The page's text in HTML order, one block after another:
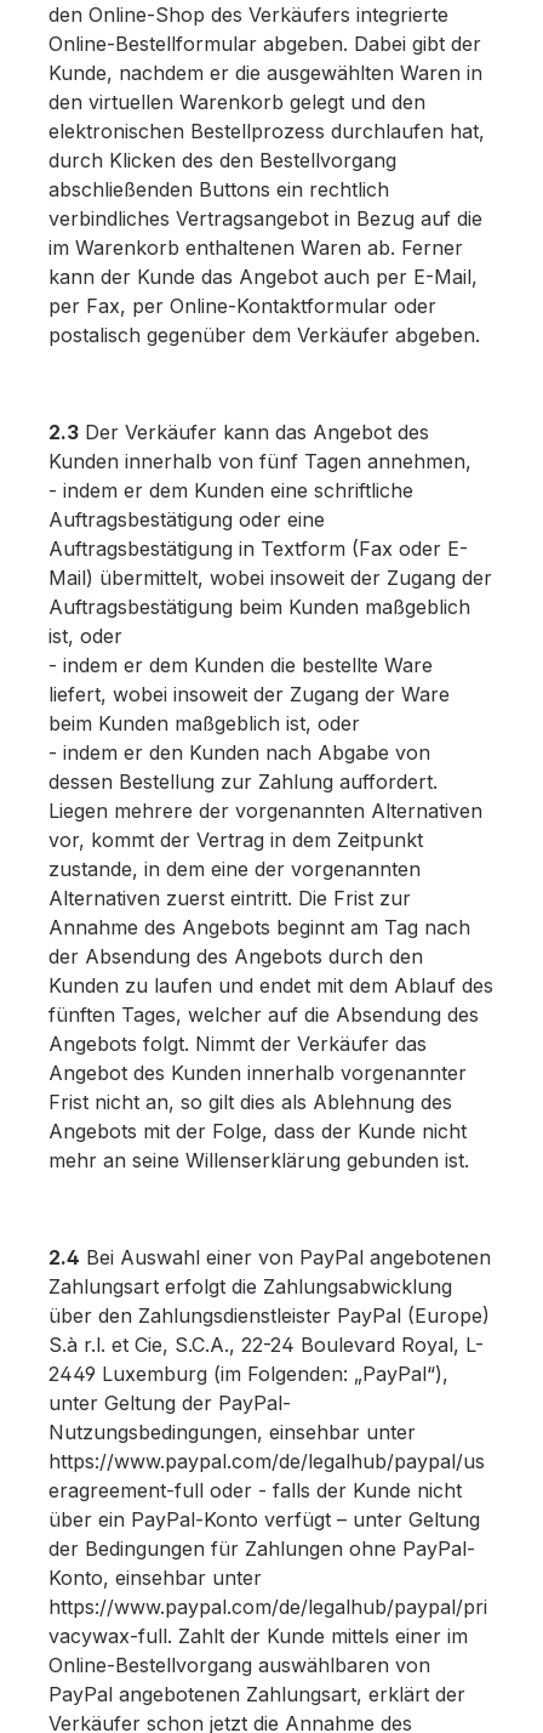
den Online-Shop des Verkäufers integrierte
Online-Bestellformular abgeben. Dabei gibt der
Kunde, nachdem er die ausgewählten Waren in
den virtuellen Warenkorb gelegt und den
elektronischen Bestellprozess durchlaufen hat,
durch Klicken des den Bestellvorgang
abschließenden Buttons ein rechtlich
verbindliches Vertragsangebot in Bezug auf die
im Warenkorb enthaltenen Waren ab. Ferner
kann der Kunde das Angebot auch per E-Mail,
per Fax, per Online-Kontaktformular oder
postalisch gegenüber dem Verkäufer abgeben.
2.3 Der Verkäufer kann das Angebot des
Kunden innerhalb von fünf Tagen annehmen,
- indem er dem Kunden eine schriftliche
Auftragsbestätigung oder eine
Auftragsbestätigung in Textform (Fax oder E-
Mail) übermittelt, wobei insoweit der Zugang der
Auftragsbestätigung beim Kunden maßgeblich
ist, oder
- indem er dem Kunden die bestellte Ware
liefert, wobei insoweit der Zugang der Ware
beim Kunden maßgeblich ist, oder
- indem er den Kunden nach Abgabe von
dessen Bestellung zur Zahlung auffordert.
Liegen mehrere der vorgenannten Alternativen
vor, kommt der Vertrag in dem Zeitpunkt
zustande, in dem eine der vorgenannten
Alternativen zuerst eintritt. Die Frist zur
Annahme des Angebots beginnt am Tag nach
der Absendung des Angebots durch den
Kunden zu laufen und endet mit dem Ablauf des
fünften Tages, welcher auf die Absendung des
Angebots folgt. Nimmt der Verkäufer das
Angebot des Kunden innerhalb vorgenannter
Frist nicht an, so gilt dies als Ablehnung des
Angebots mit der Folge, dass der Kunde nicht
mehr an seine Willenserklärung gebunden ist.
2.4 Bei Auswahl einer von PayPal angebotenen
Zahlungsart erfolgt die Zahlungsabwicklung
über den Zahlungsdienstleister PayPal (Europe)
S.à r.l. et Cie, S.C.A., 22-24 Boulevard Royal, L-
2449 Luxemburg (im Folgenden: „PayPal“),
unter Geltung der PayPal-
Nutzungsbedingungen, einsehbar unter
https://www.paypal.com/de/legalhub/paypal/us
eragreement-full oder - falls der Kunde nicht
über ein PayPal-Konto verfügt – unter Geltung
der Bedingungen für Zahlungen ohne PayPal-
Konto, einsehbar unter
https://www.paypal.com/de/legalhub/paypal/pri
vacywax-full. Zahlt der Kunde mittels einer im
Online-Bestellvorgang auswählbaren von
PayPal angebotenen Zahlungsart, erklärt der
Verkäufer schon jetzt die Annahme des